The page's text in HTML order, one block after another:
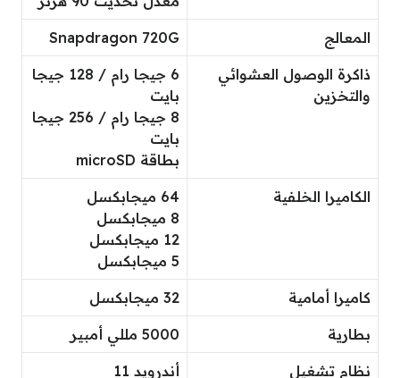
المعالج Snapdragon 720G
ذاكرة الوصول العشوائي
والتخزين
6 جيجا رام / 128 جيجا
بايت
8 جيجا رام / 256 جيجا
بايت
بطاقة microSD
الكاميرا الخلفية
64 ميجابكسل
8 ميجابكسل
12 ميجابكسل
5 ميجابكسل
كاميرا أمامية 32 ميجابكسل
بطارية 5000 مللي أمبير
نظام تشغيل أندرويد 11